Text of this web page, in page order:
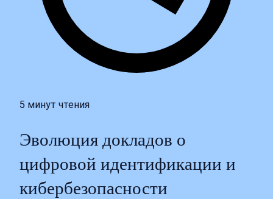
5 минут чтения
Эволюция докладов о
цифровой идентификации и
кибербезопасности